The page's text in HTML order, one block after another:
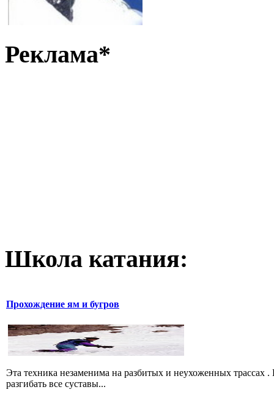
Реклама*
Школа катания:
Прохождение ям и бугров
Эта техника незаменима на разбитых и неухоженных
разгибать все суставы...